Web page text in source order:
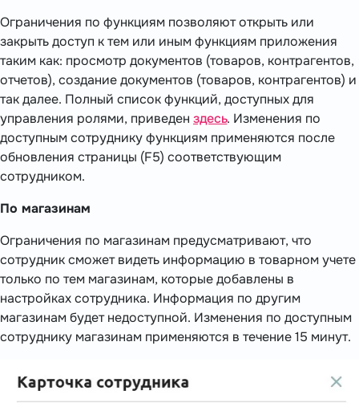
Ограничения по функциям позволяют открыть или
закрыть доступ к тем или иным функциям приложения
таким как: просмотр документов (товаров, контрагентов,
отчетов), создание документов (товаров, контрагентов) и
так далее. Полный список функций, доступных для
управления ролями, приведен здесь. Изменения по
доступным сотруднику функциям применяются после
обновления страницы (F5) соответствующим
сотрудником.
По магазинам
Ограничения по магазинам предусматривают, что
сотрудник сможет видеть информацию в товарном учете
только по тем магазинам, которые добавлены в
настройках сотрудника. Информация по другим
магазинам будет недоступной. Изменения по доступным
сотруднику магазинам применяются в течение 15 минут.